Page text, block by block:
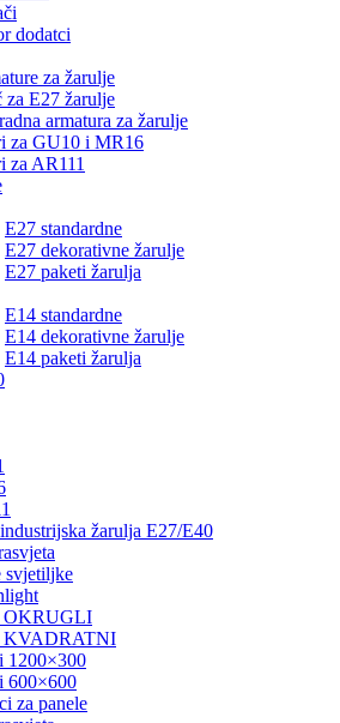
dodatci
za žarulje
za E27 žarulje
armatura za žarulje
za GU10 i MR16
za AR111
E27 standardne
E27 dekorativne žarulje
E27 paketi žarulja
E14 standardne
E14 dekorativne žarulje
E14 paketi žarulja
žarulja E27/E40
svjetiljke
OKRUGLI
KVADRATNI
1200×300
600×600
za panele